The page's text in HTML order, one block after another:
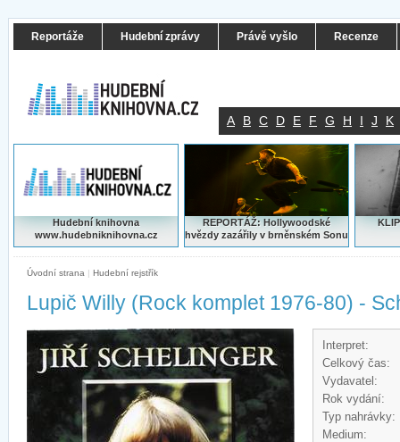
Reportáže Hudební zprávy Právě vyšlo Recenze
A B C D E F G H I J K
Hudební knihovna
www.hudebniknihovna.cz
REPORTÁŽ: Hollywoodské
hvězdy zazářily v brněnském Sonu
Úvodní strana | Hudební rejstřík
Lupič Willy (Rock komplet 1976-80) -
Interpret:
Celkový čas:
Vydavatel:
Rok vydání:
Typ nahrávky:
Medium: